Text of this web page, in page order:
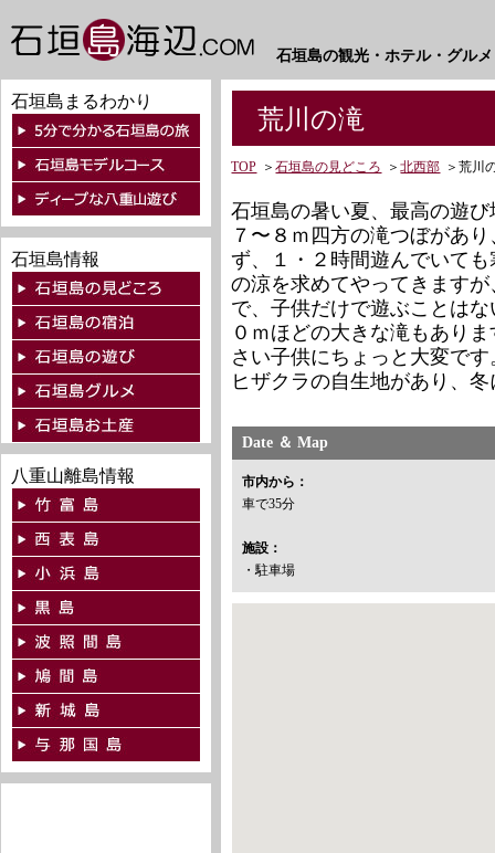
石垣島の観光・ホテル・グル
石垣島まるわかり
石垣島情報
八重山離島情報
荒川の滝
TOP ＞石垣島の見どころ ＞北西部 ＞荒川
石垣島の暑い夏、最高の遊
７〜８ｍ四方の滝つぼがあ
ず、１・２時間遊んでいて
の涼を求めてやってきます
で、子供だけで遊ぶことは
０ｍほどの大きな滝もあり
さい子供にちょっと大変で
ヒザクラの自生地があり、
Date ＆ Map
市内から：
車で35分
施設：
・駐車場